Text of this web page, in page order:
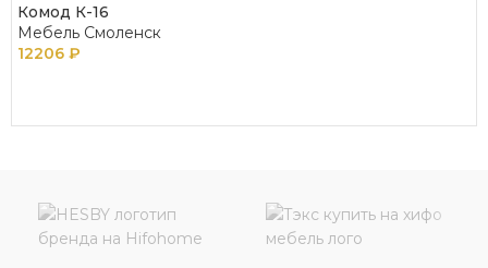
Комод К-16
Мебель Смоленск
12206 ₽